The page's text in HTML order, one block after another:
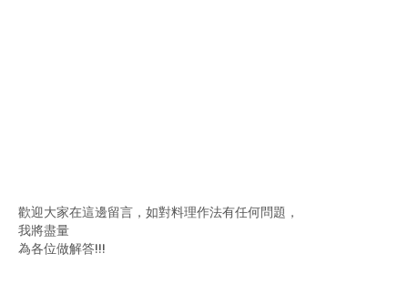
歡迎大家在這邊留言，如對料理作法有任何問題，
我將盡量
為各位做解答!!!